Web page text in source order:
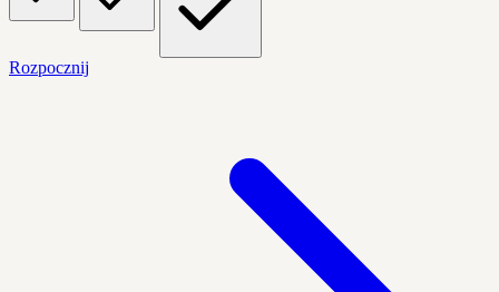
Rozpocznij